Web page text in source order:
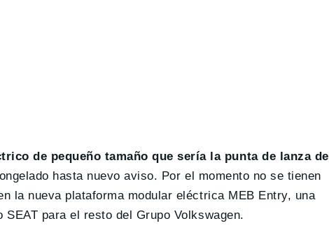
de pequeño tamaño que sería la punta de lanza de
hasta nuevo aviso. Por el momento no se tienen
la nueva plataforma modular eléctrica MEB Entry, una
para el resto del Grupo Volkswagen.